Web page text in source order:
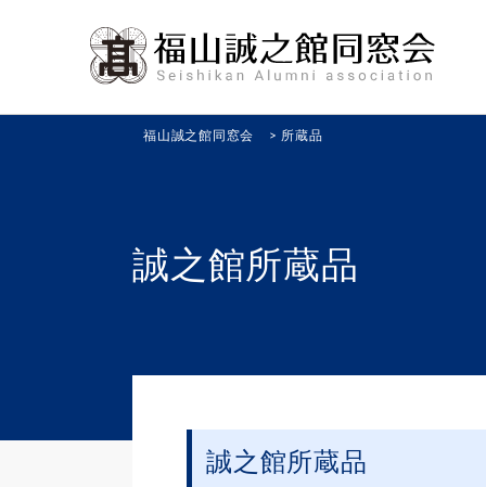
福山誠之館同窓会 > 所蔵品
誠之館所蔵品
誠之館所蔵品